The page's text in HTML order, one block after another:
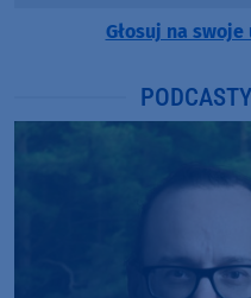
Głosuj na